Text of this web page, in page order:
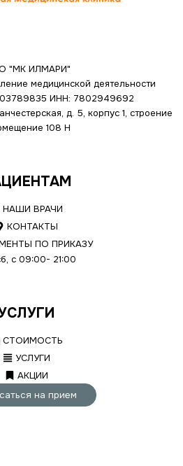
"МК ИЛМАРИ"
медицинской деятельности
ИНН: 7802949692
д. 5, корпус 1, строение
108 Н
НАШИ ВРАЧИ
КОНТАКТЫ
ПО ПРИКАЗУ
с 09:00- 21:00
СТОИМОСТЬ
УСЛУГИ
АКЦИИ
на прием